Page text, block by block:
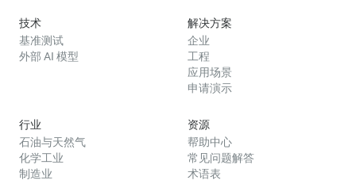
技术
基准测试
外部 AI 模型
解决方案
企业
工程
应用场景
申请演示
行业
石油与天然气
化学工业
制造业
资源
帮助中心
常见问题解答
术语表